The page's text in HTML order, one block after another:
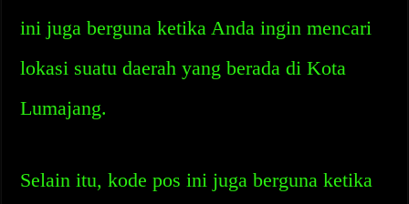
ini juga berguna ketika Anda ingin mencari
lokasi suatu daerah yang berada di Kota
Lumajang.
Selain itu, kode pos ini juga berguna ketika